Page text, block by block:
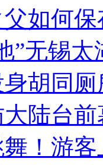
父如何
”无锡
胡同
陆台
！游客